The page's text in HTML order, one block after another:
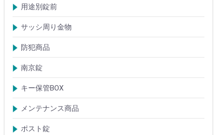
扉加工あり
扉加工なし(軽微な加工)
ICキー・タグ・カード
用途別錠前
アルミサッシ玄関引戸・引違戸錠
サムラッチ錠
浴室錠
補助錠
エンジンドア錠・ガラス扉錠
ケースハンドル錠
インダストリアルロック・カムロック
サッシ周り金物
ドアガード
ドアチェーン
クレセント錠
丁番
フランス落とし
ドアクローザ
防犯商品
防犯簡易錠
防犯サムターン
ガードプレート・Lフロント
その他
南京錠
【ALPHA】アルファ
【ABUS】アバス
その他
キー保管BOX
大型キーBOX
小型キーBOX
メンテナンス商品
鍵の潤滑剤
サッシ調整ツール
ポスト錠